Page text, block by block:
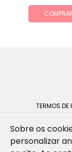
TERMOS DE
Sobre os
personalizar